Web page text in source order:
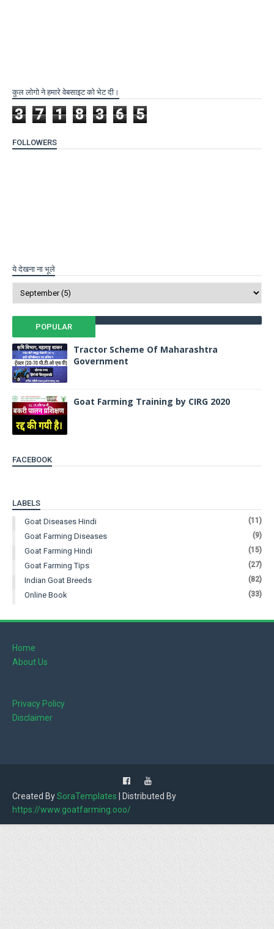
कुल लोगो ने हमारे वेबसाइट को भेट दी।
3 7 1 8 3 6 5
FOLLOWERS
ये देखना ना भूले
POPULAR
Tractor Scheme Of Maharashtra
Government
Goat Farming Training by CIRG 2020
FACEBOOK
LABELS
Goat Diseases Hindi
(11)
Goat Farming Diseases (9)
Goat Farming Hindi (15)
Goat Farming Tips (27)
Indian Goat Breeds (82)
Online Book (33)
Home
About Us
Privacy Policy
Disclaimer
Created BySoraTemplates | Distributed By
https://www.goatfarming.ooo/